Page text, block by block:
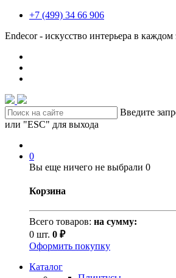
+7 (499) 34 66 906
Endecor - искусство интерьера в каждом
Введите
или "ESC" для выхода
0
Вы еще ничего не выбрали 0
Корзина
Всего товаров: на сумму:
0 шт. 0 ₽
Оформить покупку
Каталог